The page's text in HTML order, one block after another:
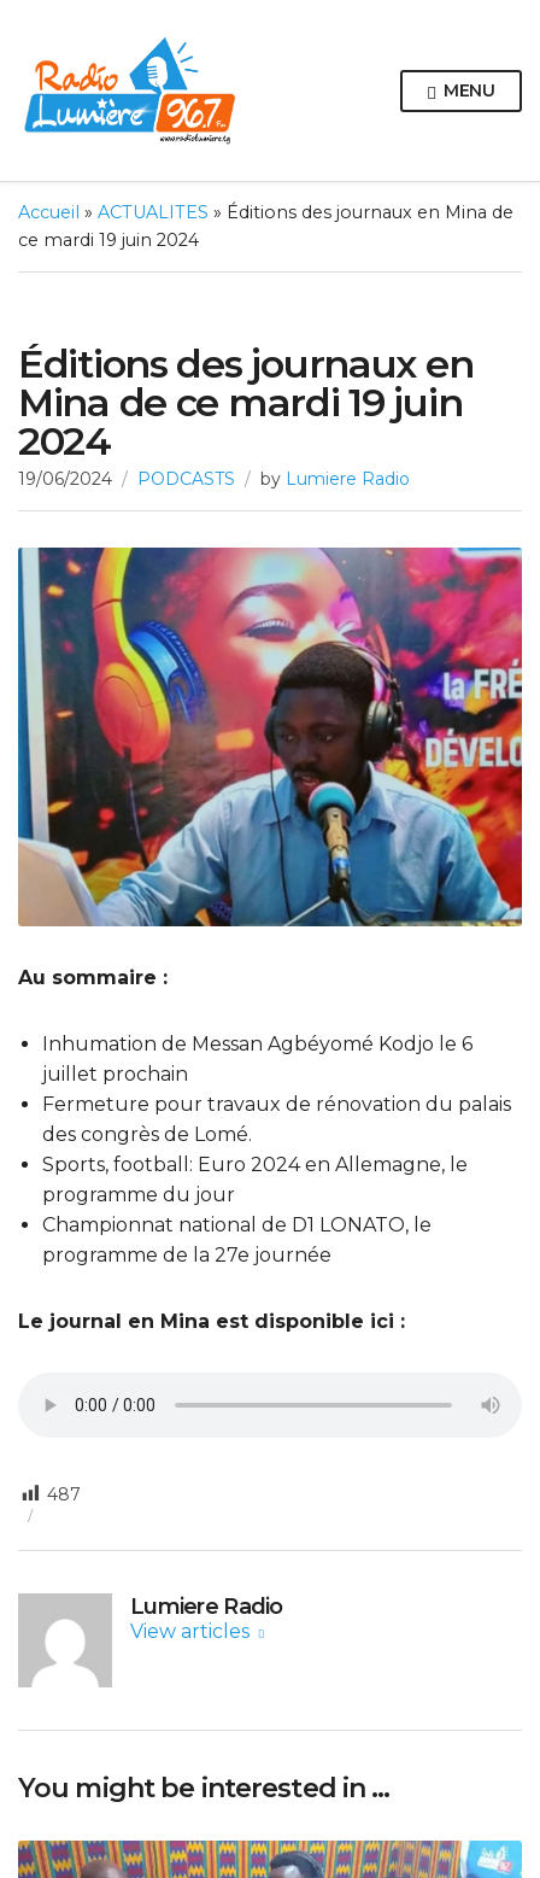
MENU
Accueil » ACTUALITES » Éditions des journaux en Mina de
ce mardi 19 juin 2024
Éditions des journaux en
Mina de ce mardi 19 juin
2024
19/06/2024 PODCASTS by Lumiere Radio
Au sommaire :
Inhumation de Messan Agbéyomé Kodjo le 6
juillet prochain
Fermeture pour travaux de rénovation du palais
des congrès de Lomé.
Sports, football: Euro 2024 en Allemagne, le
programme du jour
Championnat national de D1 LONATO, le
programme de la 27e journée
Le journal en Mina est disponible ici :
487
Lumiere Radio
View articles
You might be interested in …